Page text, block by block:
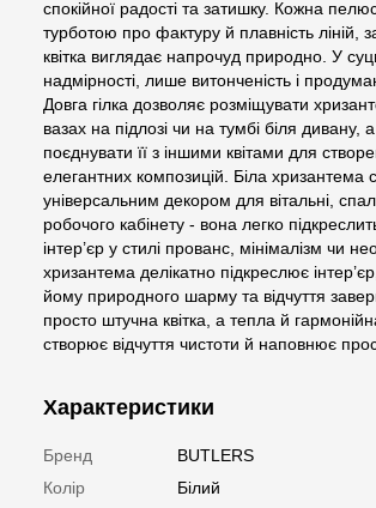
спокійної радості та затишку. Кожна
турботою про фактуру й плавність ліній,
квітка виглядає напрочуд природно. У
надмірності, лише витонченість і
Довга гілка дозволяє розміщувати
вазах на підлозі чи на тумбі біля дивану,
поєднувати її з іншими квітами для
елегантних композицій. Біла хризантема
універсальним декором для вітальні,
робочого кабінету - вона легко
інтер’єр у стилі прованс, мінімалізм чи
хризантема делікатно підкреслює
йому природного шарму та відчуття
просто штучна квітка, а тепла й
створює відчуття чистоти й наповнює
Характеристики
Бренд
BUTLERS
Колір
Білий